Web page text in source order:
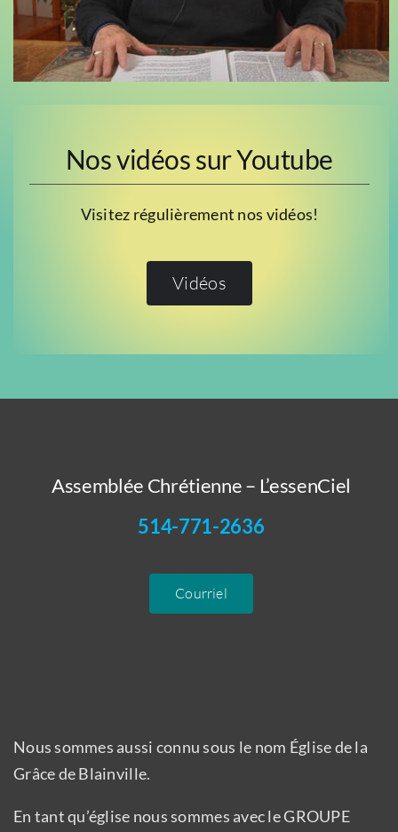
Nos vidéos sur Youtube
Visitez régulièrement nos vidéos!
Vidéos
Assemblée Chrétienne – L’essenCiel
514-771-2636
Courriel
Nous sommes aussi connu sous le nom Église de la
Grâce de Blainville.
En tant qu’église nous sommes avec le GROUPE